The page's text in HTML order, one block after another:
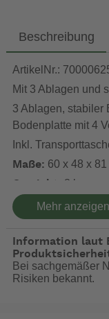
Beschreibung
ArtikelNr.:
Mit 3 Ablagen und
3 Ablagen, stabiler
Bodenplatte mit 4
Inkl.
Maße: 60 x 48 x 81
Gewicht: 8 kg
Belastbar bis:
Vorbereitet für
(nicht im
-- Auf Produktfotos
Mehr anzeigen
Information laut
Bei sachgemäßer
Risiken bekannt.